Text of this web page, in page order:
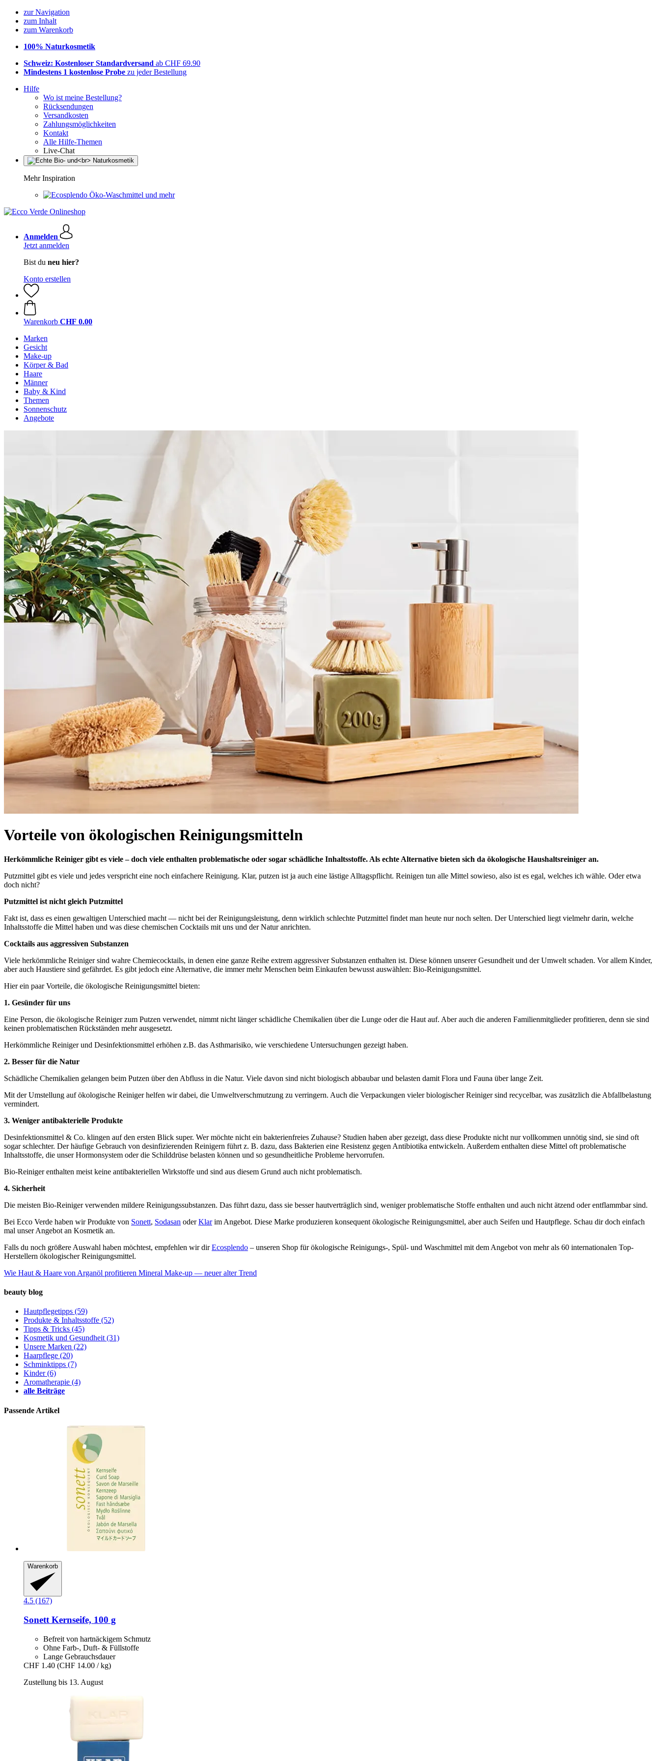
zur Navigation
zum Inhalt
zum Warenkorb
100% Naturkosmetik
Schweiz: Kostenloser Standardversand ab CHF 69.90
Mindestens 1 kostenlose Probe zu jeder Bestellung
Hilfe
Wo ist meine Bestellung?
Rücksendungen
Versandkosten
Zahlungsmöglichkeiten
Kontakt
Alle Hilfe-Themen
Live-Chat
Mehr Inspiration
Öko-Waschmittel und mehr
Anmelden
Jetzt anmelden
Bist du neu hier?
Konto erstellen
Warenkorb CHF 0.00
Marken
Gesicht
Make-up
Körper & Bad
Haare
Männer
Baby & Kind
Themen
Sonnenschutz
Angebote
Vorteile von ökologischen Reinigungsmitteln
Herkömmliche Reiniger gibt es viele – doch viele enthalten problematische oder sogar schädliche Inhaltsstoffe. Als echte Alternative bieten sich da ökologische Haushaltsreiniger an.
Putzmittel gibt es viele und jedes verspricht eine noch einfachere Reinigung. Klar, putzen ist ja auch eine lästige Alltagspflicht. Reinigen tun alle Mittel sowieso, also ist es egal, welches ich wähle. Oder etwa
doch nicht?
Putzmittel ist nicht gleich Putzmittel
Fakt ist, dass es einen gewaltigen Unterschied macht — nicht bei der Reinigungsleistung, denn wirklich schlechte Putzmittel findet man heute nur noch selten. Der Unterschied liegt vielmehr darin, welche
Inhaltsstoffe die Mittel haben und was diese chemischen Cocktails mit uns und der Natur anrichten.
Cocktails aus aggressiven Substanzen
Viele herkömmliche Reiniger sind wahre Chemiecocktails, in denen eine ganze Reihe extrem aggressiver Substanzen enthalten ist. Diese können unserer Gesundheit und der Umwelt schaden. Vor allem Kinder,
aber auch Haustiere sind gefährdet. Es gibt jedoch eine Alternative, die immer mehr Menschen beim Einkaufen bewusst auswählen: Bio-Reinigungsmittel.
Hier ein paar Vorteile, die ökologische Reinigungsmittel bieten:
1. Gesünder für uns
Eine Person, die ökologische Reiniger zum Putzen verwendet, nimmt nicht länger schädliche Chemikalien über die Lunge oder die Haut auf. Aber auch die anderen Familienmitglieder profitieren, denn sie sind
keinen problematischen Rückständen mehr ausgesetzt.
Herkömmliche Reiniger und Desinfektionsmittel erhöhen z.B. das Asthmarisiko, wie verschiedene Untersuchungen gezeigt haben.
2. Besser für die Natur
Schädliche Chemikalien gelangen beim Putzen über den Abfluss in die Natur. Viele davon sind nicht biologisch abbaubar und belasten damit Flora und Fauna über lange Zeit.
Mit der Umstellung auf ökologische Reiniger helfen wir dabei, die Umweltverschmutzung zu verringern. Auch die Verpackungen vieler biologischer Reiniger sind recycelbar, was zusätzlich die Abfallbelastung
vermindert.
3. Weniger antibakterielle Produkte
Desinfektionsmittel & Co. klingen auf den ersten Blick super. Wer möchte nicht ein bakterienfreies Zuhause? Studien haben aber gezeigt, dass diese Produkte nicht nur vollkommen unnötig sind, sie sind oft
sogar schlechter. Der häufige Gebrauch von desinfizierenden Reinigern führt z. B. dazu, dass Bakterien eine Resistenz gegen Antibiotika entwickeln. Außerdem enthalten diese Mittel oft problematische
Inhaltsstoffe, die unser Hormonsystem oder die Schilddrüse belasten können und so gesundheitliche Probleme hervorrufen.
Bio-Reiniger enthalten meist keine antibakteriellen Wirkstoffe und sind aus diesem Grund auch nicht problematisch.
4. Sicherheit
Die meisten Bio-Reiniger verwenden mildere Reinigungssubstanzen. Das führt dazu, dass sie besser hautverträglich sind, weniger problematische Stoffe enthalten und auch nicht ätzend oder entflammbar sind.
Bei Ecco Verde haben wir Produkte von Sonett, Sodasan oderKlarim Angebot. Diese Marke produzieren konsequent ökologische Reinigungsmittel, aber auch Seifen und Hautpflege. Schau dir doch einfach
mal unser Angebot an Kosmetik an.
Falls du noch größere Auswahl haben möchtest, empfehlen wir dirEcosplendo – unseren Shop für ökologische Reinigungs-, Spül- und Waschmittel mit dem Angebot von mehr als 60 internationalen Top-
Herstellern ökologischer Reinigungsmittel.
Wie Haut & Haare von Arganöl profitieren Mineral Make-up — neuer alter Trend
beauty blog
Hautpflegetipps (59)
Produkte & Inhaltsstoffe (52)
Tipps & Tricks (45)
Kosmetik und Gesundheit(31)
Unsere Marken (22)
Haarpflege (20)
Schminktipps (7)
Kinder(6)
Aromatherapie (4)
alle Beiträge
Passende Artikel
Warenkorb
4.5 (167)
Sonett Kernseife, 100 g
Befreit von hartnäckigem Schmutz
Ohne Farb-, Duft- & Füllstoffe
Lange Gebrauchsdauer
CHF 1.40 (CHF 14.00 / kg)
Zustellung bis 13. August